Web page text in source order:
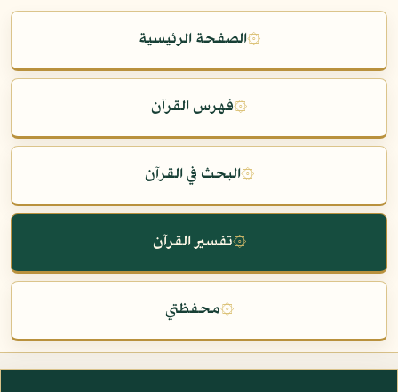
۞الصفحة الرئيسية
۞فهرس القرآن
۞البحث في القرآن
۞تفسير القرآن
۞محفظتي